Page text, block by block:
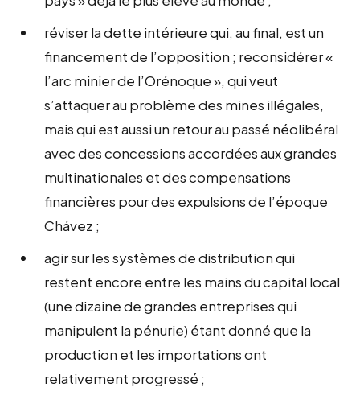
réviser la dette intérieure qui, au final, est un
financement de l’opposition ; reconsidérer «
l’arc minier de l’Orénoque », qui veut
s’attaquer au problème des mines illégales,
mais qui est aussi un retour au passé néolibéral
avec des concessions accordées aux grandes
multinationales et des compensations
financières pour des expulsions de l’époque
Chávez ;
agir sur les systèmes de distribution qui
restent encore entre les mains du capital local
(une dizaine de grandes entreprises qui
manipulent la pénurie) étant donné que la
production et les importations ont
relativement progressé ;